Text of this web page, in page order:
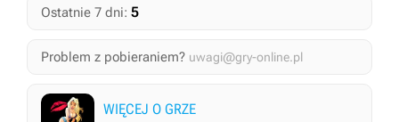
Ostatnie 7 dni: 5
Problem z pobieraniem? uwagi@gry-online.pl
WIĘCEJ O GRZE